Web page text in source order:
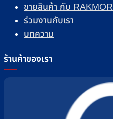
ขายสินค้า กับ RAKMOR
ร่วมงานกับเรา
บทความ
ร้านค้าของเรา